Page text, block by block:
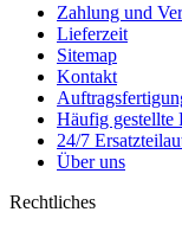
Zahlung und
Lieferzeit
Sitemap
Kontakt
Häufig gestellte
24/7
Über uns
Rechtliches